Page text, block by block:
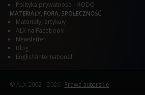
Polityka prywatności i RODO
MATERIAŁY, FORA, SPOŁECZNOŚĆ
Materiały, artykuły
ALX na Facebook
Newsletter
Blog
English/international
© ALX 2002 - 2026 Prawa autorskie